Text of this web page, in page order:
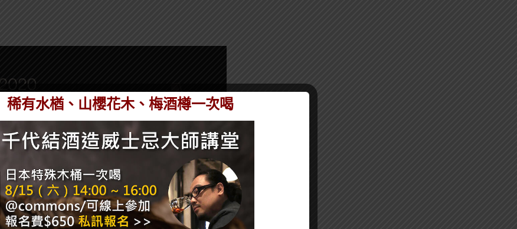
南港展覽館舉辦的綜合型酒展，相信大家都不陌
稀有水楢、山櫻花木、梅酒樽一次喝